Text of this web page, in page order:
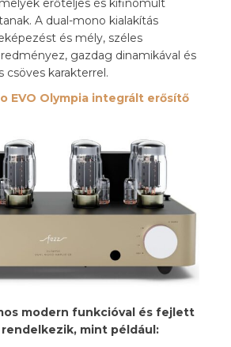
erőteljes és kifinomult
A dual-mono kialakítás
és mély, széles
gazdag dinamikával és
csöves karakterrel.
EVO Olympia integrált erősítő
modern funkcióval és fejlett
mint például: